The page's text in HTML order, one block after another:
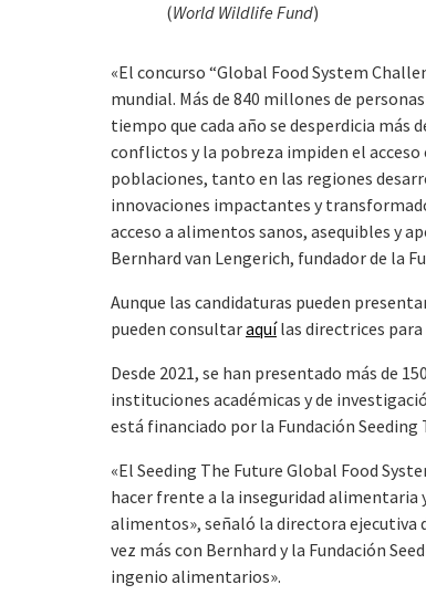
(World Wildlife Fund)
«El concurso “Global Food System
mundial. Más de 840 millones de
tiempo que cada año se desperdicia
conflictos y la pobreza impiden el
poblaciones, tanto en las regiones
innovaciones impactantes y
acceso a alimentos sanos, asequibles y
Bernhard van Lengerich, fundador de la
Aunque las candidaturas pueden
pueden consultaraquílas directrices para
Desde 2021, se han presentado más de
instituciones académicas y de
está financiado por la Fundación Seeding
«El Seeding The Future Global Food
hacer frente a la inseguridad
alimentos», señaló la directora ejecutiva
vez más con Bernhard y la Fundación
ingenio alimentarios».